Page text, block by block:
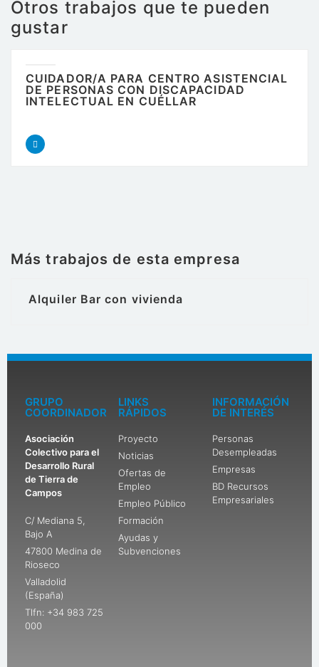
Otros trabajos que te pueden
gustar
CUIDADOR/A PARA CENTRO ASISTENCIAL
DE PERSONAS CON DISCAPACIDAD
INTELECTUAL EN CUÉLLAR
Más trabajos de esta empresa
Alquiler Bar con vivienda
GRUPO
COORDINADOR
Asociación
Colectivo para el
Desarrollo Rural
de Tierra de
Campos
C/ Mediana 5,
Bajo A
47800 Medina de
Rioseco
Valladolid
(España)
Tlfn: +34 983 725
000
LINKS
RÁPIDOS
Proyecto
Noticias
Ofertas de
Empleo
Empleo Público
Formación
Ayudas y
Subvenciones
INFORMACIÓN
DE INTERÉS
Personas
Desempleadas
Empresas
BD Recursos
Empresariales